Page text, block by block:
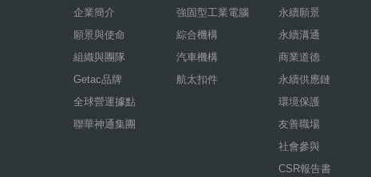
企業簡介
願景與使命
組織與團隊
Getac品牌
全球營運據點
聯華神通集團
強固型工業電腦
綜合機構
汽車機構
航太扣件
永續願景
永續溝通
商業道德
永續供應鏈
環境保護
友善職場
社會參與
CSR報告書